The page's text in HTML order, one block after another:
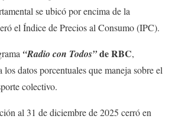
se ubicó por encima de la
el Índice de Precios al Consumo (IPC).
“Radio con Todos”de RBC,
datos porcentuales que maneja sobre el
colectivo.
al 31 de diciembre de 2025 cerró en